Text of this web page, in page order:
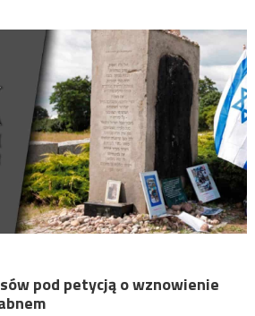
pod petycją o wznowienie